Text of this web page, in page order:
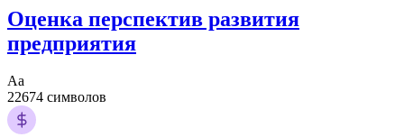
Оценка перспектив развития
предприятия
Аа
22674 символов